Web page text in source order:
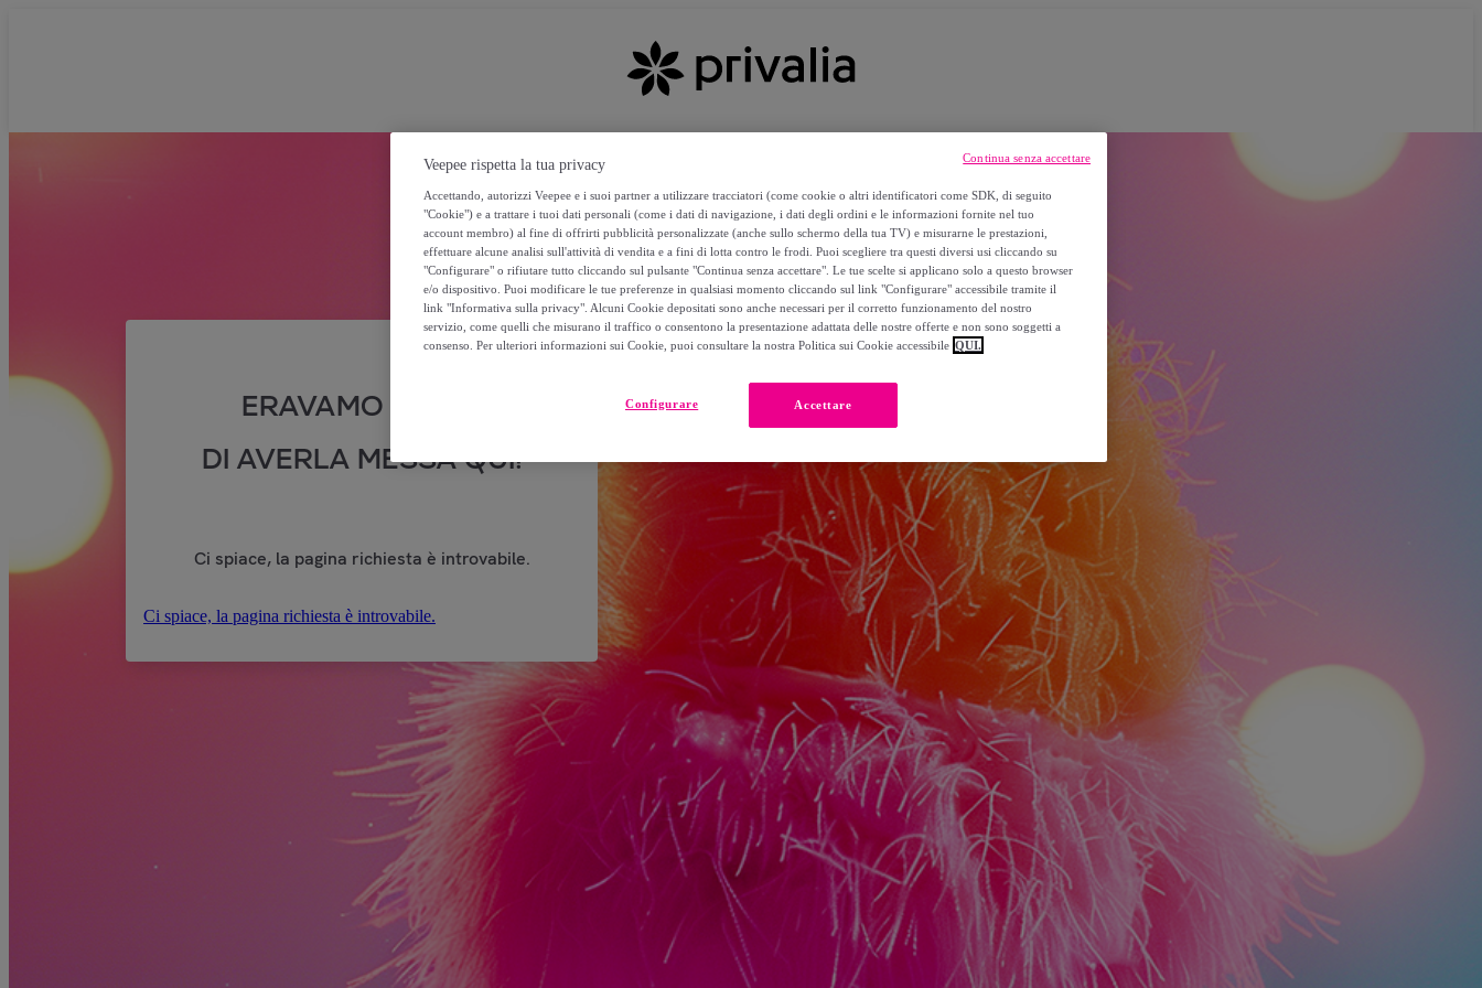
ERAVAMO SICURI
DI AVERLA MESSA QUI!
Ci spiace, la pagina richiesta è introvabile.
Ci spiace, la pagina richiesta è introvabile.
Veepee rispetta la tua privacy
Accettando, autorizzi Veepee e i suoi partner a utilizzare tracciatori (come cookie o altri identificatori come SDK, di seguito
"Cookie") e a trattare i tuoi dati personali (come i dati di navigazione, i dati degli ordini e le informazioni fornite nel tuo
account membro) al fine di offrirti pubblicità personalizzate (anche sullo schermo della tua TV) e misurarne le prestazioni,
effettuare alcune analisi sull'attività di vendita e a fini di lotta contro le frodi. Puoi scegliere tra questi diversi usi cliccando su
"Configurare" o rifiutare tutto cliccando sul pulsante "Continua senza accettare". Le tue scelte si applicano solo a questo browser
e/o dispositivo. Puoi modificare le tue preferenze in qualsiasi momento cliccando sul link "Configurare" accessibile tramite il
link "Informativa sulla privacy". Alcuni Cookie depositati sono anche necessari per il corretto funzionamento del nostro
servizio, come quelli che misurano il traffico o consentono la presentazione adattata delle nostre offerte e non sono soggetti a
consenso. Per ulteriori informazioni sui Cookie, puoi consultare la nostra Politica sui Cookie accessibile QUI.
Accettare
Configurare
Continua senza accettare